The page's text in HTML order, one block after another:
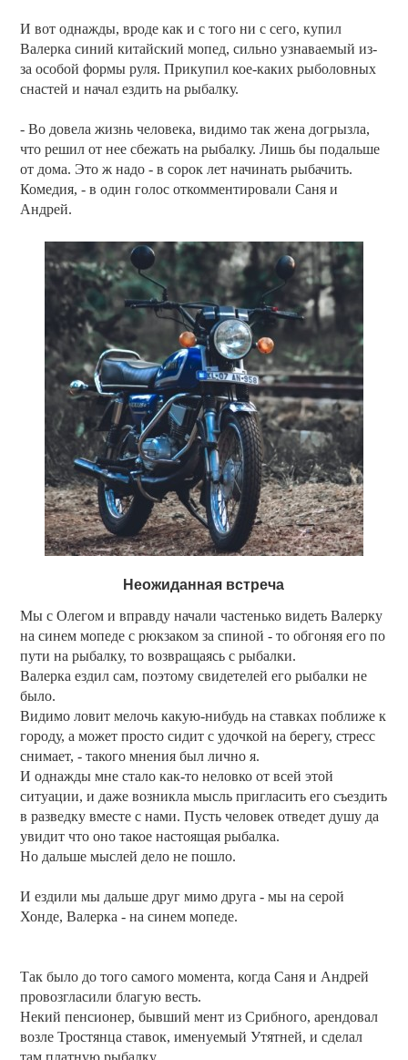
И вот однажды, вроде как и с того ни с сего, купил
Валерка синий китайский мопед, сильно узнаваемый из-
за особой формы руля. Прикупил кое-каких рыболовных
снастей и начал ездить на рыбалку.
- Во довела жизнь человека, видимо так жена догрызла,
что решил от нее сбежать на рыбалку. Лишь бы подальше
от дома. Это ж надо - в сорок лет начинать рыбачить.
Комедия, - в один голос откомментировали Саня и
Андрей.
Неожиданная встреча
Мы с Олегом и вправду начали частенько видеть Валерку
на синем мопеде с рюкзаком за спиной - то обгоняя его по
пути на рыбалку, то возвращаясь с рыбалки.
Валерка ездил сам, поэтому свидетелей его рыбалки не
было.
Видимо ловит мелочь какую-нибудь на ставках поближе к
городу, а может просто сидит с удочкой на берегу, стресс
снимает, - такого мнения был лично я.
И однажды мне стало как-то неловко от всей этой
ситуации, и даже возникла мысль пригласить его съездить
в разведку вместе с нами. Пусть человек отведет душу да
увидит что оно такое настоящая рыбалка.
Но дальше мыслей дело не пошло.
И ездили мы дальше друг мимо друга - мы на серой
Хонде, Валерка - на синем мопеде.
Так было до того самого момента, когда Саня и Андрей
провозгласили благую весть.
Некий пенсионер, бывший мент из Срибного, арендовал
возле Тростянца ставок, именуемый Утятней, и сделал
там платную рыбалку.